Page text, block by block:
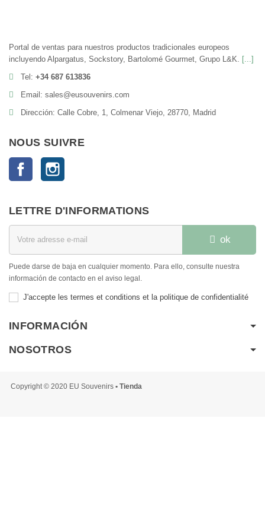
Portal de ventas para nuestros productos tradicionales europeos
incluyendo Alpargatus, Sockstory, Bartolomé Gourmet, Grupo L&K. [...]
Tel: +34 687 613836
Email: sales@eusouvenirs.com
Dirección: Calle Cobre, 1, Colmenar Viejo, 28770, Madrid
NOUS SUIVRE
Facebook
LETTRE D'INFORMATIONS
ok
Puede darse de baja en cualquier momento. Para ello, consulte nuestra
información de contacto en el aviso legal.
J'accepte les termes et conditions et la politique de confidentialité
INFORMACIÓN
NOSOTROS
Copyright © 2020 EU Souvenirs • Tienda